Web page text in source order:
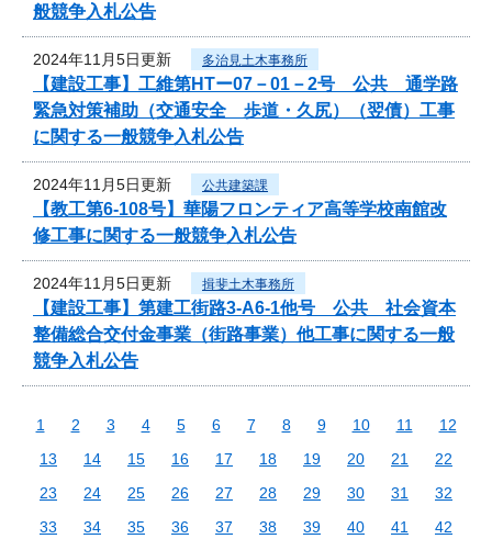
般競争入札公告
2024年11月5日更新 多治見土木事務所
【建設工事】工維第HTー07－01－2号 公共 通学路
緊急対策補助（交通安全 歩道・久尻）（翌債）工事
に関する一般競争入札公告
2024年11月5日更新 公共建築課
【教工第6-108号】華陽フロンティア高等学校南館改
修工事に関する一般競争入札公告
2024年11月5日更新 揖斐土木事務所
【建設工事】第建工街路3-A6-1他号 公共 社会資本
整備総合交付金事業（街路事業）他工事に関する一般
競争入札公告
1 2 3 4 5 6 7 8 9 10 11
12
13
14 15 16 17 18 19 20 21
22
23
24 25 26 27 28 29 30 31
32
33
34 35 36 37 38 39 40 41
42